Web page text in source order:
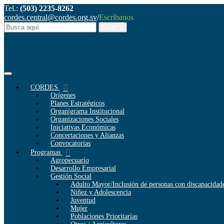
Tel.: (503) 2235-8262
cordes.central@cordes.org.sv/Escríbanos
CORDES
Orígenes
Planes Estratégicos
Organigrama Institucional
Organizaciones Sociales
Iniciativas Económicas
Concertaciones y Alianzas
Convocatorias
Programas
Agropecuario
Desarrollo Empresarial
Gestión Social
Adulto Mayor/Inclusión de personas con
Niñez y Adolescencia
Juventud
Mujer
Poblaciones Prioritarias